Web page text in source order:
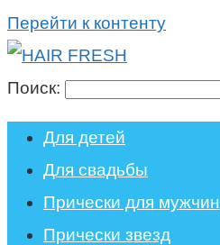
Перейти к контенту
Поиск:
Для детей
Для свадьбы
Прически для мужчин
Прически звезд